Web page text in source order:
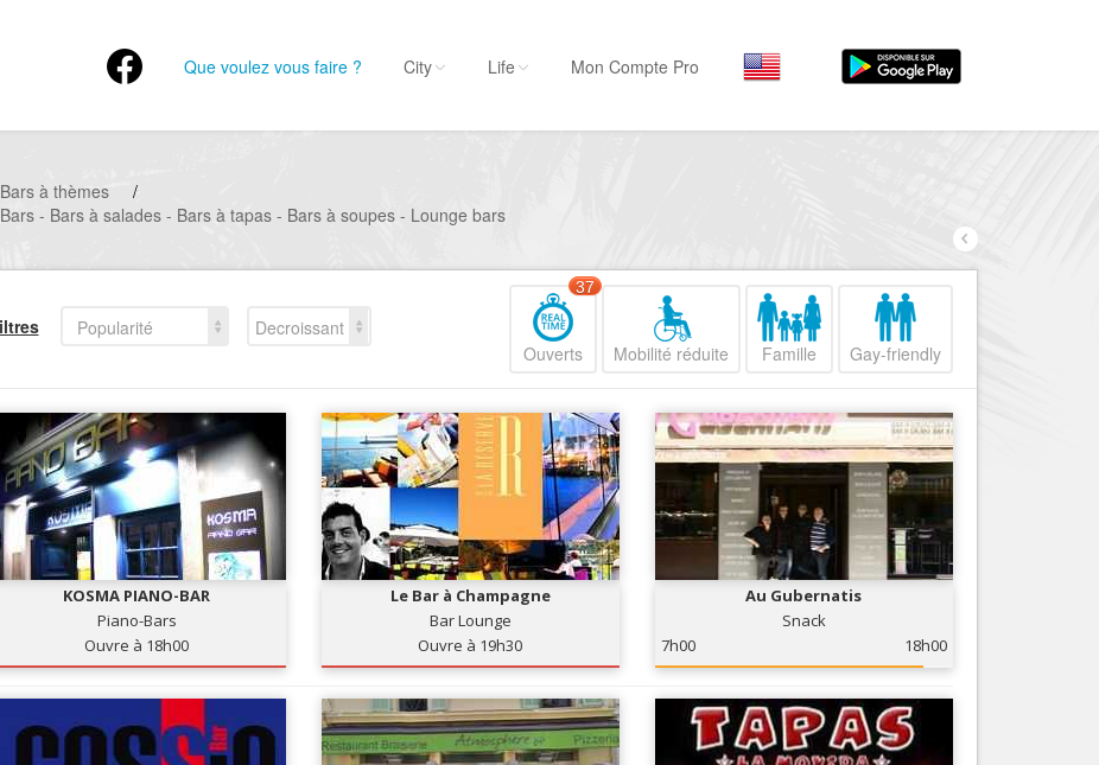
Que voulez vous faire ?
Musées, ...
Sortir
Commerces
Mode, ...
Loisirs
Plages, sports, ...
Services
Nice Promenade du
Nice le Port
Nice le Vieux Nice
Nice les Collines Niçoises
Nice le petit Marais Niçois
Nice le Carré d’Or
City Life Mon Compte Pro
Bars à thèmes
/
- Bars à salades - Bars à tapas - Bars à soupes - Lounge bars
Popularité
Decroissant
Ouverts
37
Mobilité réduite Famille Gay-friendly
KOSMA PIANO-BAR
Piano-Bars
Ouvre à 18h00
Le Bar à Champagne
Bar Lounge
Ouvre à 19h30
Au Gubernatis
Snack
7h00
18h00